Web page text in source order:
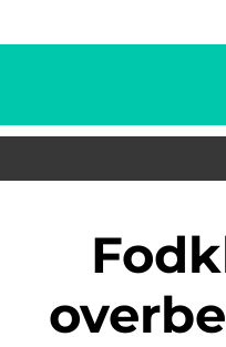
Fodklinik: Pleje til